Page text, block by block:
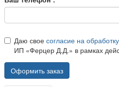
Даю свое согласие на
ИП «Ферцер Д.Д.» в рамках
Оформить заказ